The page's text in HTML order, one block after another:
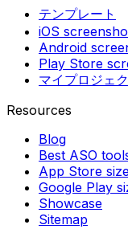
テンプレート
iOS
Android
Play Store
マイプロジェ
Resources
Blog
Best ASO
App Store
Google Play
Showcase
Sitemap